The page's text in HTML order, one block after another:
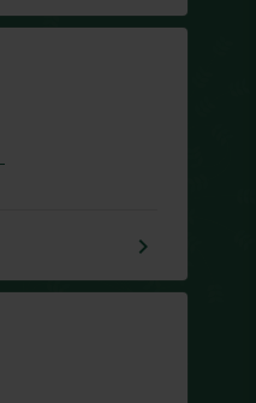
keyboard_arrow_right